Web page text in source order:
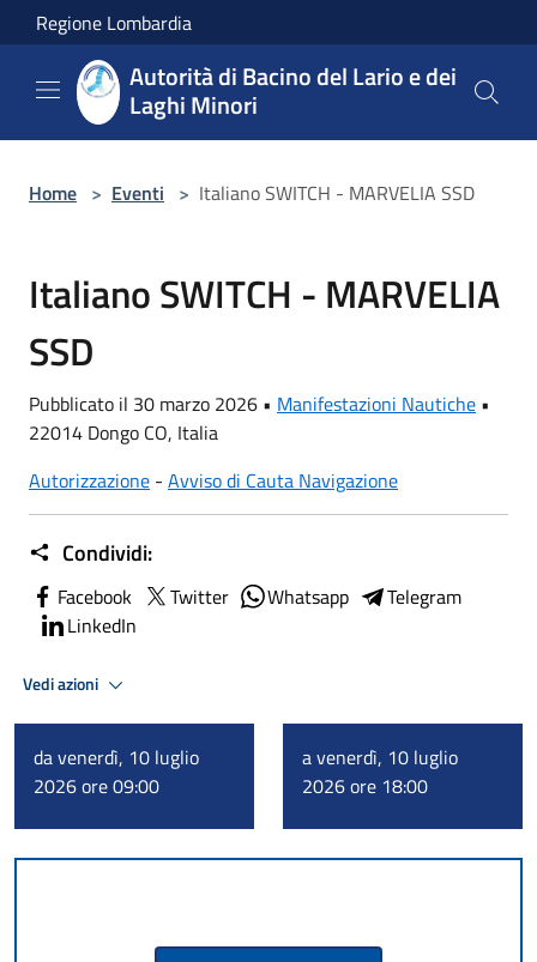
Salta al contenuto principale
Regione Lombardia
Autorità di Bacino del Lario e dei
Laghi Minori
Home > Eventi > Italiano SWITCH - MARVELIA SSD
Italiano SWITCH - MARVELIA
SSD
Pubblicato il 30 marzo 2026 • Manifestazioni Nautiche •
22014 Dongo CO, Italia
Autorizzazione - Avviso di Cauta Navigazione
Condividi:
Facebook Twitter Whatsapp
Telegram
LinkedIn
Vedi azioni
da venerdì, 10 luglio
2026 ore 09:00
a venerdì, 10 luglio
2026 ore 18:00